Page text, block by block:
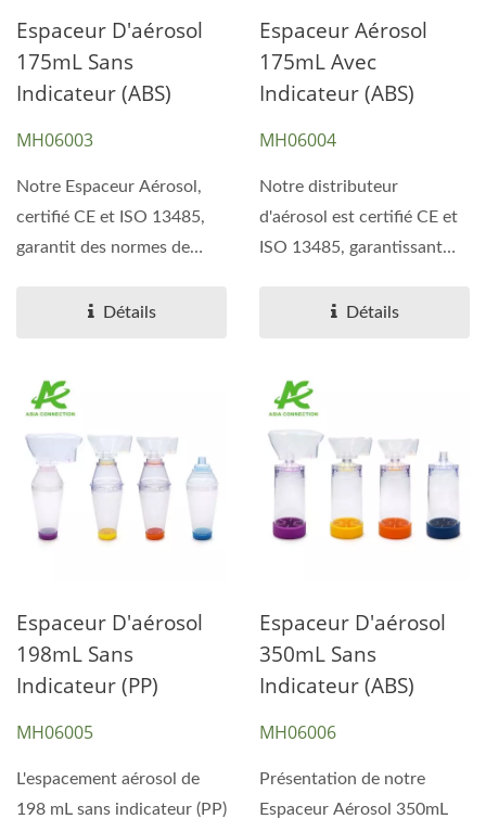
Espaceur D'aérosol
175mL Sans
Indicateur (ABS)
MH06003
Notre Espaceur Aérosol,
certifié CE et ISO 13485,
garantit des normes de
Détails
Espaceur Aérosol
175mL Avec
Indicateur (ABS)
MH06004
Notre distributeur
d'aérosol est certifié CE et
ISO 13485, garantissant
Détails
Espaceur D'aérosol
198mL Sans
Indicateur (PP)
MH06005
L'espacement aérosol de
198 mL sans indicateur (PP)
Espaceur D'aérosol
350mL Sans
Indicateur (ABS)
MH06006
Présentation de notre
Espaceur Aérosol 350mL